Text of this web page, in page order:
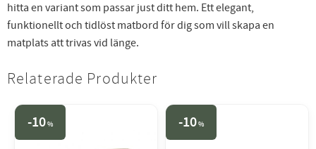
hitta en variant som passar just ditt hem. Ett elegant,
funktionellt och tidlöst matbord för dig som vill skapa en
matplats att trivas vid länge.
Relaterade Produkter
10% 10%